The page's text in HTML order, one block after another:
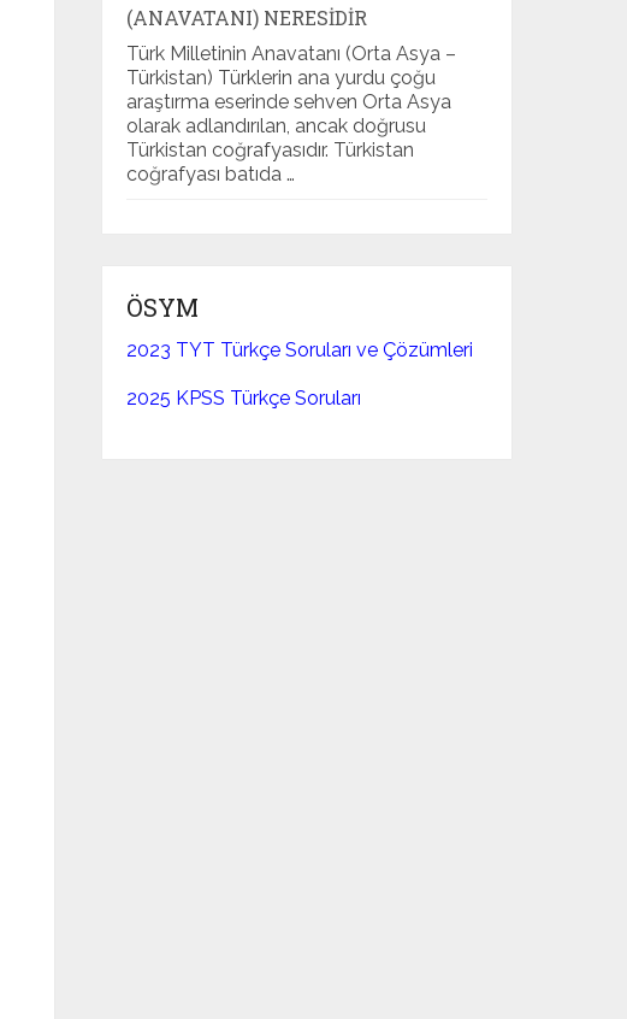
(ANAVATANI) NERESIDIR
Türk Milletinin Anavatanı (Orta Asya –
Türkistan) Türklerin ana yurdu çoğu
araştırma eserinde sehven Orta Asya
olarak adlandırılan, ancak doğrusu
Türkistan coğrafyasıdır. Türkistan
coğrafyası batıda …
ÖSYM
2023 TYT Türkçe Soruları ve Çözümleri
2025 KPSS Türkçe Soruları